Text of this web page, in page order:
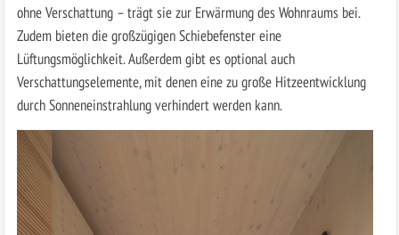
ohne Verschattung – trägt sie zur Erwärmung des Wohnraums bei.
Zudem bieten die großzügigen Schiebefenster eine
Lüftungsmöglichkeit. Außerdem gibt es optional auch
Verschattungselemente, mit denen eine zu große Hitzeentwicklung
durch Sonneneinstrahlung verhindert werden kann.